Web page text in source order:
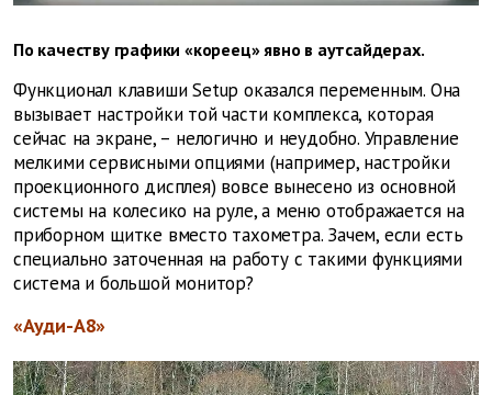
По качеству графики «кореец» явно в аутсайдерах.
Функционал клавиши Setup оказался переменным. Она
вызывает настройки той части комплекса, которая
сейчас на экране, – нелогично и неудобно. Управление
мелкими сервисными опциями (например, настройки
проекционного дисплея) вовсе вынесено из основной
системы на колесико на руле, а меню отображается на
приборном щитке вместо тахометра. Зачем, если есть
специально заточенная на работу с такими функциями
система и большой монитор?
«Ауди-А8»